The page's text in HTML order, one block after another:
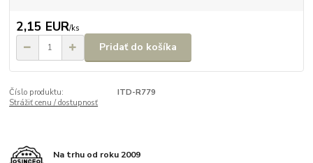
2,15 EUR/ks
Pridať do košíka
Číslo produktu:
ITD-R779
Strážiť cenu / dostupnosť
Na trhu od roku 2009